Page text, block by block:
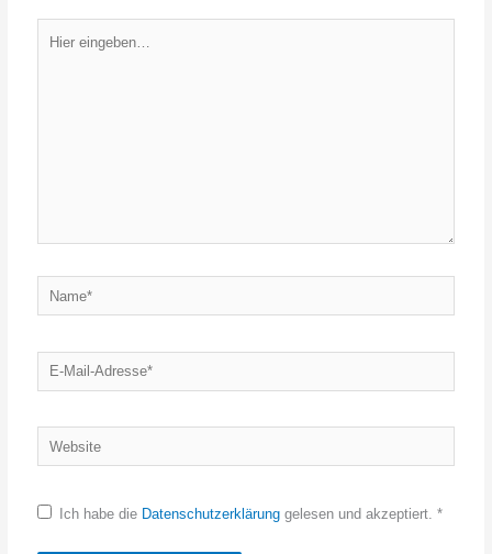
eingeben…
Name*
E-
Mail-
Website
Ich habe die Datenschutzerklärunggelesen und akzeptiert. *